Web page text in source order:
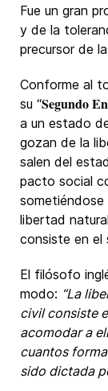
Fue un gran
y de la
precursor de
Conforme al
su “Segundo
a un estado
gozan de la
salen del
pacto social
sometiéndose
libertad
consiste en el
El filósofo
modo: “La
civil consiste
acomodar a
cuantos
sido dictada